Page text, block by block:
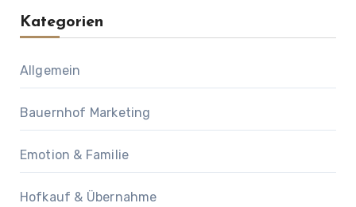
Kategorien
Allgemein
Bauernhof Marketing
Emotion & Familie
Hofkauf & Übernahme